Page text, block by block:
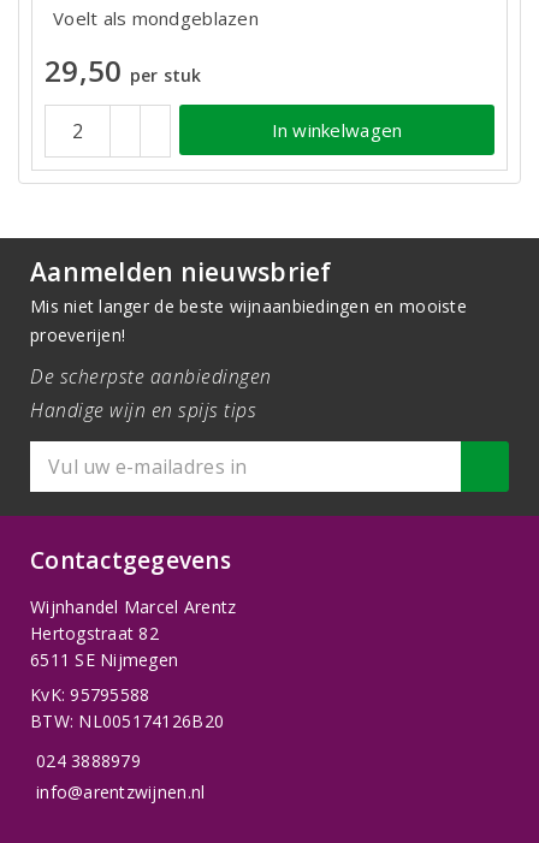
Voelt als mondgeblazen
29,50 per stuk
In winkelwagen
Aanmelden nieuwsbrief
Mis niet langer de beste wijnaanbiedingen en mooiste
proeverijen!
De scherpste aanbiedingen
Handige wijn en spijs tips
Contactgegevens
Wijnhandel Marcel Arentz
Hertogstraat 82
6511 SE Nijmegen
KvK: 95795588
BTW: NL005174126B20
024 3888979
info@arentzwijnen.nl